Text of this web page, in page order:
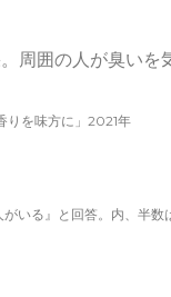
囲の人が臭い
りを味方に」2021年
いる』と回答。内、半数